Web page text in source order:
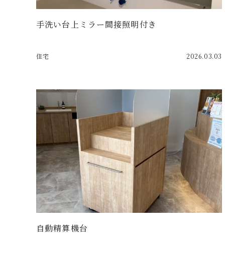
手洗い台上ミラー間接照明付き
住宅 2026.03.03
自動精算機台